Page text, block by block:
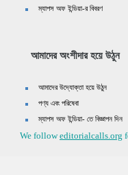
ম্যাপস অফ ইন্ডিয়া-র বিবরণ
আমাদের অংশীদার হয়ে উঠুন
আমাদের উদ্যোক্তা হয়ে উঠুন
পণ্য এবং পরিষেবা
ম্যাপস অফ ইন্ডিয়া- তে বিজ্ঞাপন দিন
We followeditorialcalls.org